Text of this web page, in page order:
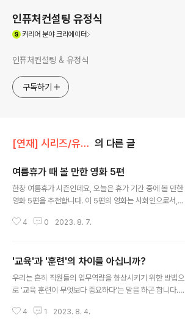
인퓨처컨설팅 유정식
커리어 분야 크리에이터
인퓨처컨설팅 & 유정식
구독하기
[연재] 시리즈/유정식의 경영일기 의 다른 글
여름휴가 때 볼 만한 영화 5편
한창 여름휴가 시즌인데요, 오늘은 휴가 기간 중에 볼 만한
영화 5편을 추천합니다. 이 5편의 영화는 사회인으로서,
들인데요, OTT에서 볼 것이 없다면 아래의 5편 중에 하나
영화는 소셜 네트워킹의 위험한 측면을 고발한 다큐멘터리
인데, 기업가, 마케팅 담당자, 부모, 소셜 플랫폼 계정을 가
진 모든 사람들에게 불편한 진실을 알려줍니다. ‘좋아요’ 버
다. 아웃소시드(Outsourced) 부서 전체가 아웃소싱된 후
4 0 2023. 8. 7.
'교육'과 '훈련'의 차이를 아십니까?
우리는 흔히 직원들의 업무역량을 향상시키기 위한 방법으
로 '교육 훈련이 무엇보다 중요하다'는 말을 하곤 합니다.
"교육'과 '훈련'의 차이가 무엇일까?"라고 궁금해 본 적이
4 1 2023. 8. 4.